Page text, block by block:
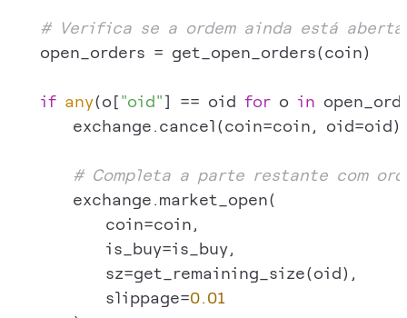
# Verifica se a ordem ainda está aberta
    open_orders = get_open_orders(coin)
if any(o["oid"] == oid for o in
        exchange.cancel(coin=coin, oid=oid)
# Completa a parte restante com
        exchange.market_open(
            coin=coin,
            is_buy=is_buy,
            sz=get_remaining_size(oid),
            slippage=
0.01